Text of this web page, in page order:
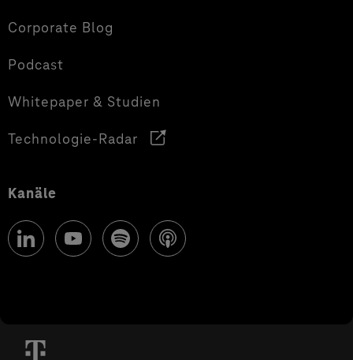
Corporate Blog
Podcast
Whitepaper & Studien
Technologie-Radar
Kanäle